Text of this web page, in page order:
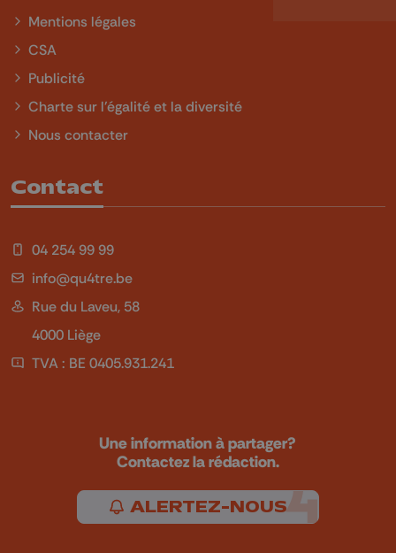
Mentions légales
CSA
Publicité
Charte sur l'égalité et la diversité
Nous contacter
Contact
04 254 99 99
info@qu4tre.be
Rue du Laveu, 58
4000 Liège
TVA : BE 0405.931.241
Une information à partager?
Contactez la rédaction.
ALERTEZ-NOUS